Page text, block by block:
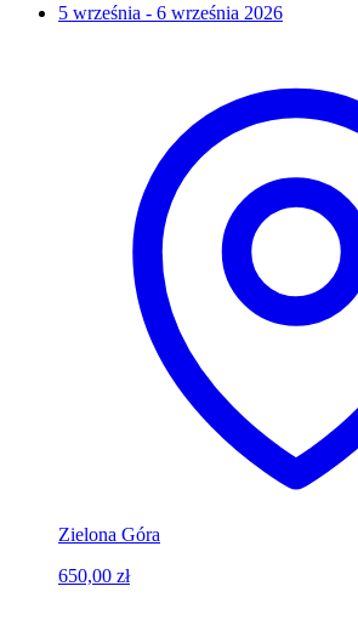
5 września - 6 września 2026
Zielona Góra
650,00 zł